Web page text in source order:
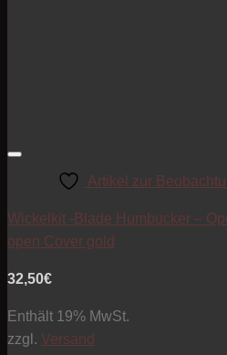
Artikel zur
Wickelkit -Blade Humbucker –
open Cover gold
32,50€
Enthält 19% MwSt.
zzgl. Versand